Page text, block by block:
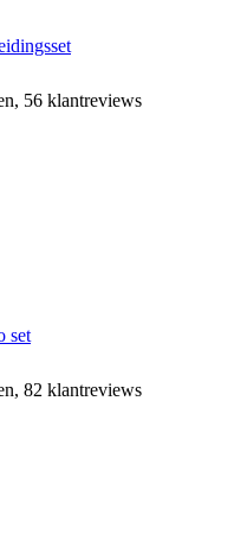
56 klantreviews
set
82 klantreviews